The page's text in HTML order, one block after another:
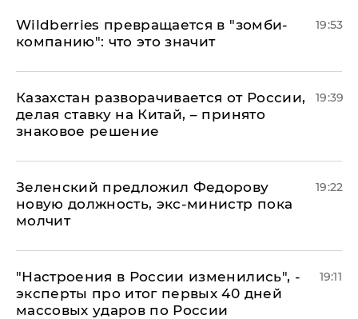
Wildberries превращается в "зомби-
компанию": что это значит
19:53
Казахстан разворачивается от России,
делая ставку на Китай, – принято
знаковое решение
19:39
Зеленский предложил Федорову
новую должность, экс-министр пока
молчит
19:22
"Настроения в России изменились", -
эксперты про итог первых 40 дней
массовых ударов по России
19:11